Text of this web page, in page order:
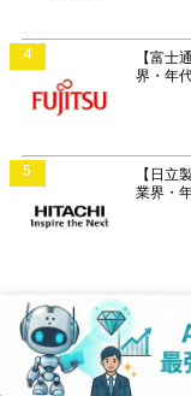
4
【富士
界・年
5
【日立
業界・